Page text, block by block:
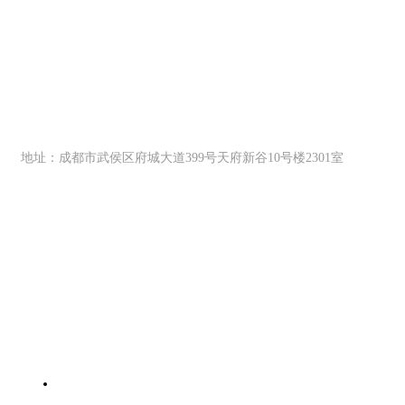
地址：成都市武侯区府城大道399号天府新谷10号楼2301室